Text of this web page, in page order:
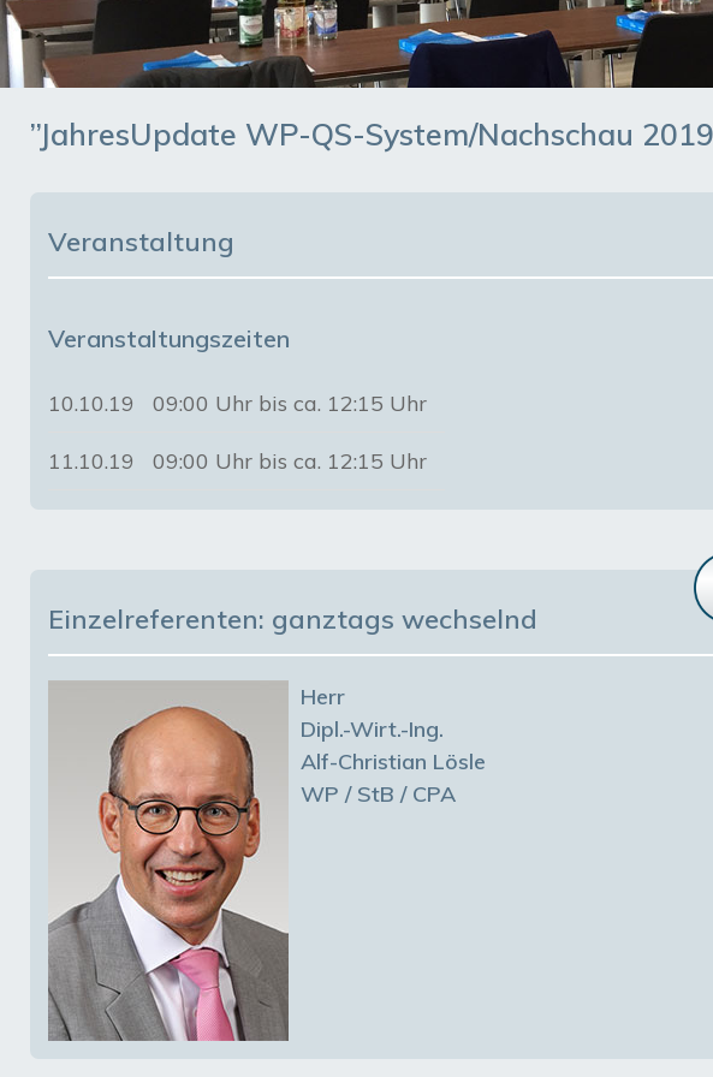
”JahresUpdate WP-QS-System/Nachschau
Veranstaltung
Veranstaltungszeiten
10.10.19 09:00 Uhr bis ca. 12:15 Uhr
11.10.19 09:00 Uhr bis ca. 12:15 Uhr
Einzelreferenten: ganztags wechselnd
Herr
Dipl.-Wirt.-Ing.
Alf-Christian Lösle
WP / StB / CPA